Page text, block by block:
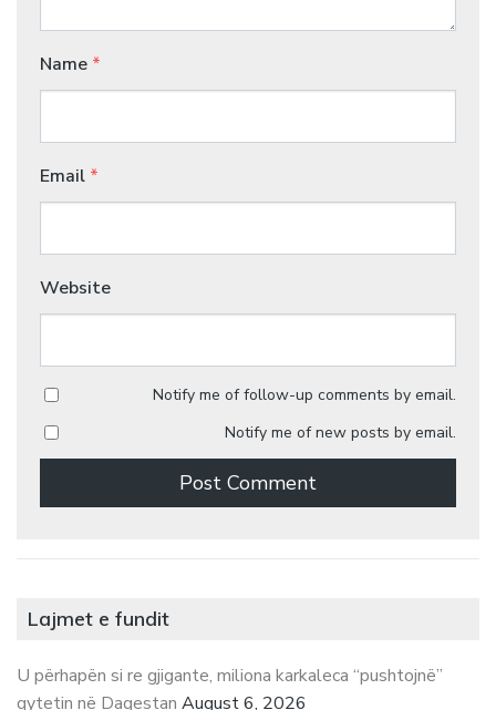
Name *
Email *
Website
Notify me of follow-up comments by email.
Notify me of new posts by email.
Lajmet e fundit
U përhapën si re gjigante, miliona karkaleca “pushtojnë”
qytetin në Dagestan August 6, 2026